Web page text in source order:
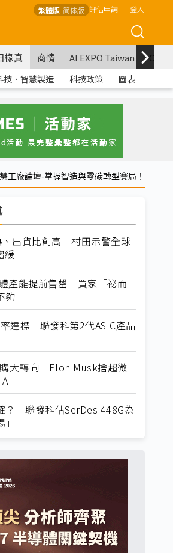
繁體版 简体版 評估申請 登入
椽真 商情 AI EXPO Taiwan
技．智慧製造 ｜ 科技政策 ｜ 圖表
工廠論壇-掌握智造與零碳轉型賽局！
、出貨比創高 村田示警全球
緩
產能提前售罄 買家「祕而
夠
達標 聯發科第2代ASIC產品
大轉向 Elon Musk捨超微
？ 聯發科估SerDes 448G為